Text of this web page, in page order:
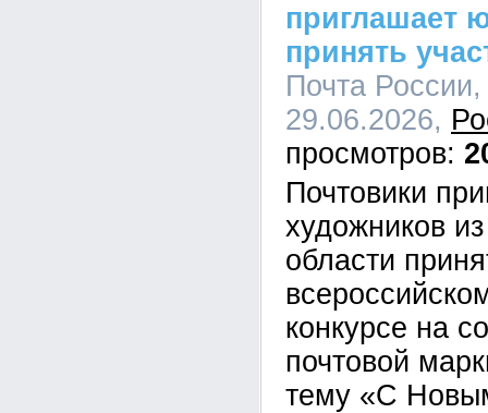
приглашает
принять
Почта
29.06.2026,
Почтовики
художников
области
конкурсе на
почтовой
тему «С